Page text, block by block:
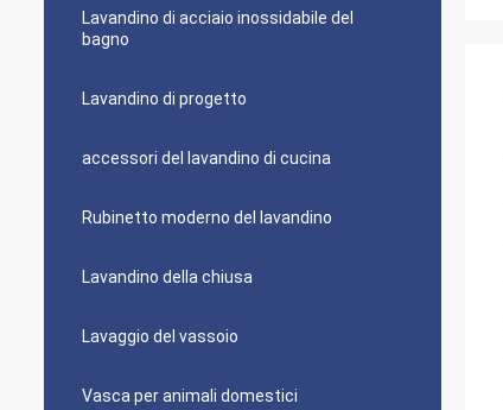
Lavandino di acciaio inossidabile del
bagno
Lavandino di progetto
accessori del lavandino di cucina
Rubinetto moderno del lavandino
Lavandino della chiusa
Lavaggio del vassoio
Vasca per animali domestici